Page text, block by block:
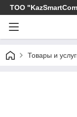
ТОО
Товары и